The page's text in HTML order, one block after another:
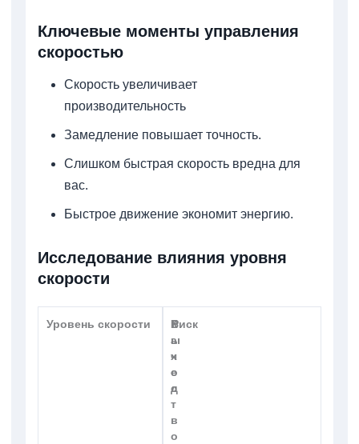
Ключевые моменты управления
скоростью
Скорость увеличивает
производительность
Замедление повышает точность.
Слишком быстрая скорость вредна для
вас.
Быстрое движение экономит энергию.
Исследование влияния уровня
скорости
Уровень скорости
В
ы
х
о
д
К
а
ч
е
с
т
в
о
Риск